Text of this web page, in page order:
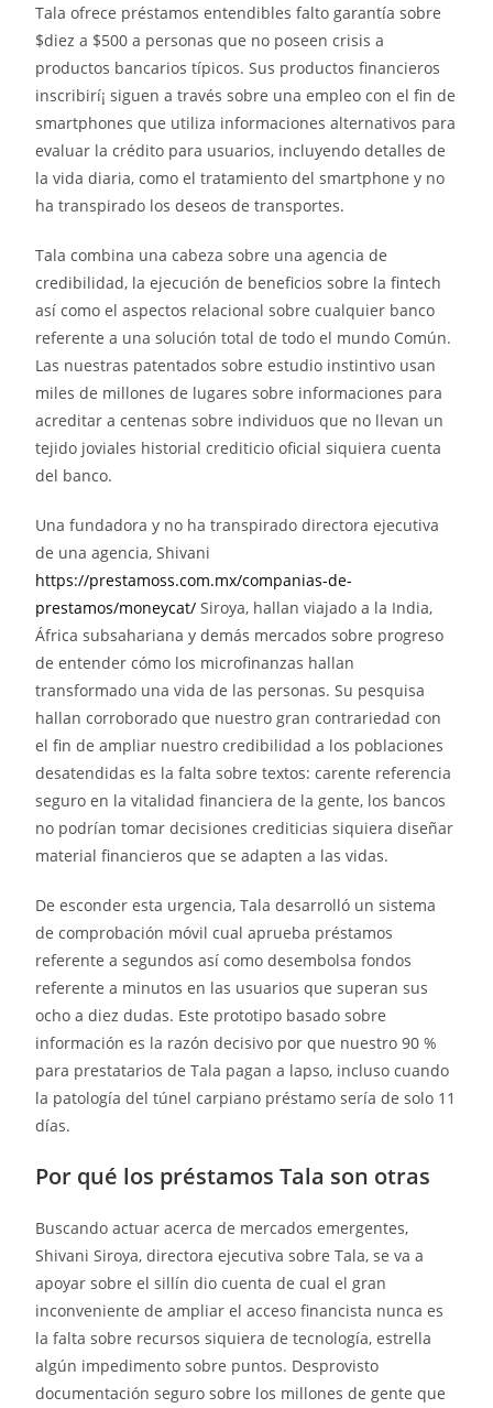
Tala ofrece préstamos entendibles falto garantía sobre
$diez a $500 a personas que no poseen crisis a
productos bancarios tí­picos. Sus productos financieros
inscribirí¡ siguen a través sobre una empleo con el fin de
smartphones que utiliza informaciones alternativos para
evaluar la crédito para usuarios, incluyendo detalles de
la vida diaria, como el tratamiento del smartphone y no
ha transpirado los deseos de transportes.
Tala combina una cabeza sobre una agencia de
credibilidad, la ejecución de beneficios sobre la fintech
así­ como el aspectos relacional sobre cualquier banco
referente a una solución total de todo el mundo Común.
Las nuestras patentados sobre estudio instintivo usan
miles de millones de lugares sobre informaciones para
acreditar a centenas sobre individuos que no llevan un
tejido joviales historial crediticio oficial siquiera cuenta
del banco.
Una fundadora y no ha transpirado directora ejecutiva
de una agencia, Shivani
https://prestamoss.com.mx/companias-de-
prestamos/moneycat/ Siroya, hallan viajado a la India,
África subsahariana y demás mercados sobre progreso
de entender cómo los microfinanzas hallan
transformado una vida de las personas. Su pesquisa
hallan corroborado que nuestro gran contrariedad con
el fin de ampliar nuestro credibilidad a los poblaciones
desatendidas es la falta sobre textos: carente referencia
seguro en la vitalidad financiera de la gente, los bancos
no podrían tomar decisiones crediticias siquiera diseñar
material financieros que se adapten a las vidas.
De esconder esta urgencia, Tala desarrolló un sistema
de comprobación móvil cual aprueba préstamos
referente a segundos así­ como desembolsa fondos
referente a minutos en las usuarios que superan sus
ocho a diez dudas. Este prototipo basado sobre
información es la razón decisivo por que nuestro 90 %
para prestatarios de Tala pagan a lapso, incluso cuando
la patologí­a del túnel carpiano préstamo serí­a de solo 11
días.
Por qué los préstamos Tala son otras
Buscando actuar acerca de mercados emergentes,
Shivani Siroya, directora ejecutiva sobre Tala, se va a
apoyar sobre el sillí­n dio cuenta de cual el gran
inconveniente de ampliar el acceso financista nunca es
la falta sobre recursos siquiera de tecnología, estrella
algún impedimento sobre puntos. Desprovisto
documentación seguro sobre los millones de gente que